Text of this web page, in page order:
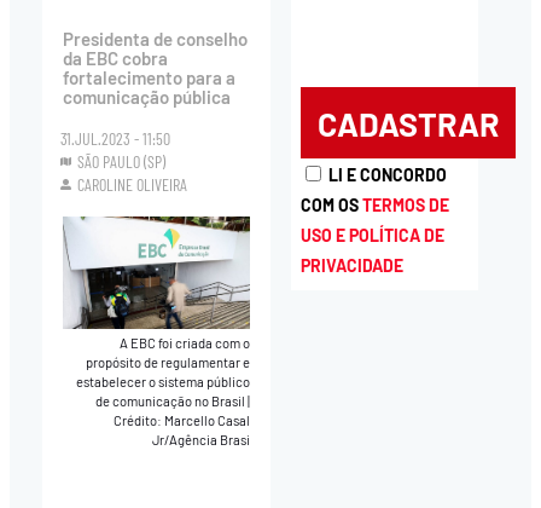
Presidenta de conselho
da EBC cobra
fortalecimento para a
comunicação pública
31.JUL.2023 - 11:50
SÃO PAULO (SP)
CAROLINE OLIVEIRA
A EBC foi criada com o
propósito de regulamentar e
estabelecer o sistema público
de comunicação no Brasil|
Crédito: Marcello Casal
Jr/Agência Brasi
LI E CONCORDO
COM OSTERMOS DE
USO E POLÍTICA DE
PRIVACIDADE